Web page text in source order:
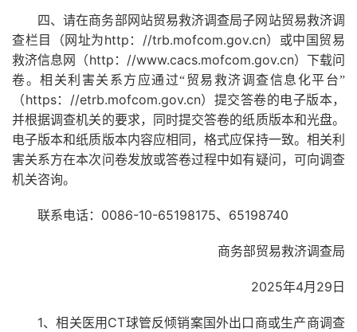
四、请在商务部网站贸易救济调查局子网站贸易救济调
查栏目（网址为http ： //trb.mofcom.gov.cn）或中国贸易
救济信息网（http ： //www.cacs.mofcom.gov.cn）下载问
卷。相关利害关系方应通过“贸易救济调查信息化平台”
（https： //etrb.mofcom.gov.cn）提交答卷的电子版本，
并根据调查机关的要求，同时提交答卷的纸质版本和光盘。
电子版本和纸质版本内容应相同，格式应保持一致。相关利
害关系方在本次问卷发放或答卷过程中如有疑问，可向调查
机关咨询。
联系电话： 0086-10-65198175、 65198740
商务部贸易救济调查局
2025年4月 29 日
1、相关医用 CT球管反倾销案国外出口商或生产商调查